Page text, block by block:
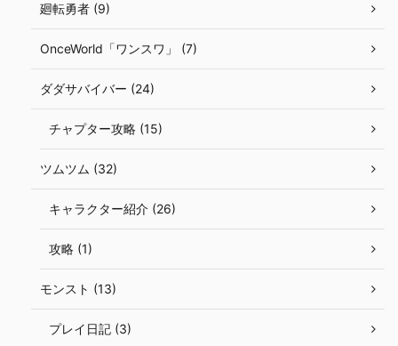
廻転勇者 (9)
OnceWorld「ワンスワ」 (7)
ダダサバイバー (24)
チャプター攻略 (15)
ツムツム (32)
キャラクター紹介 (26)
攻略 (1)
モンスト (13)
プレイ日記 (3)